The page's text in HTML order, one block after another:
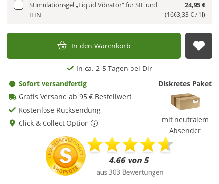
Stimulationsgel „Liquid Vibrator“ für SIE und
IHN
24,95 €
(1663,33 € / 1l)
In den Warenkorb
In ca. 2-5 Tagen bei Dir
Sofort versandfertig
Gratis Versand ab 95 € Bestellwert
Kostenlose Rücksendung
Click & Collect Option
Diskretes Paket
mit neutralem
Absender